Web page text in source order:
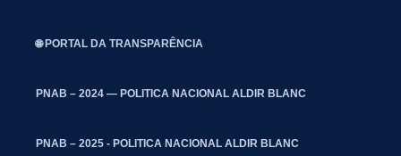
🌐 PORTAL DA TRANSPARÊNCIA
PNAB – 2024 — POLITICA NACIONAL ALDIR BLANC
PNAB – 2025 - POLITICA NACIONAL ALDIR BLANC